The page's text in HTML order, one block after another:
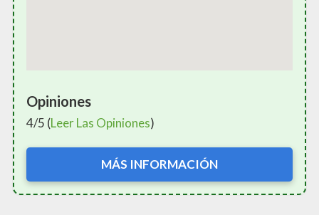
Opiniones
4/5 (Leer Las Opiniones)
MÁS INFORMACIÓN